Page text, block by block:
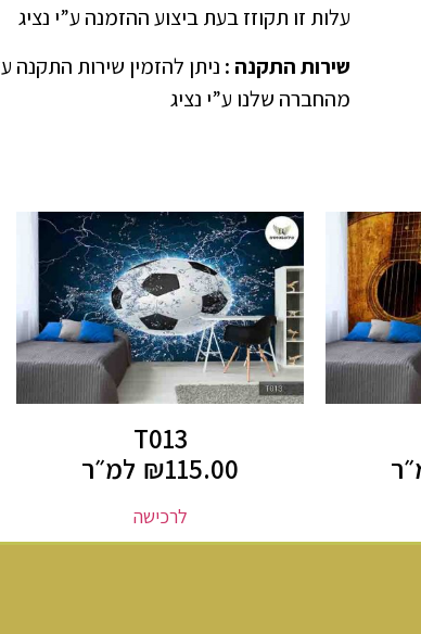
עלות זו תקוזז בעת ביצוע ההזמנה ע”י נציג
שירות התקנה : ניתן להזמין שירות התקנה
מהחברה שלנו ע”י נציג
T013
₪115.00 למ״ר
לרכישה